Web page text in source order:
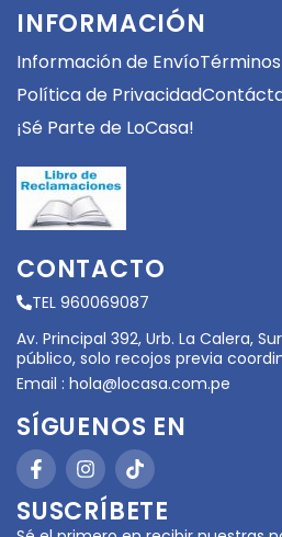
INFORMACIÓN
Información de Envío
Política de Privacidad
¡Sé Parte de LoCasa!
CONTACTO
TEL 960069087
Av. Principal 392, Urb. La Calera,
público, solo recojos previa
Email : hola@locasa.com.pe
SÍGUENOS EN
SUSCRÍBETE